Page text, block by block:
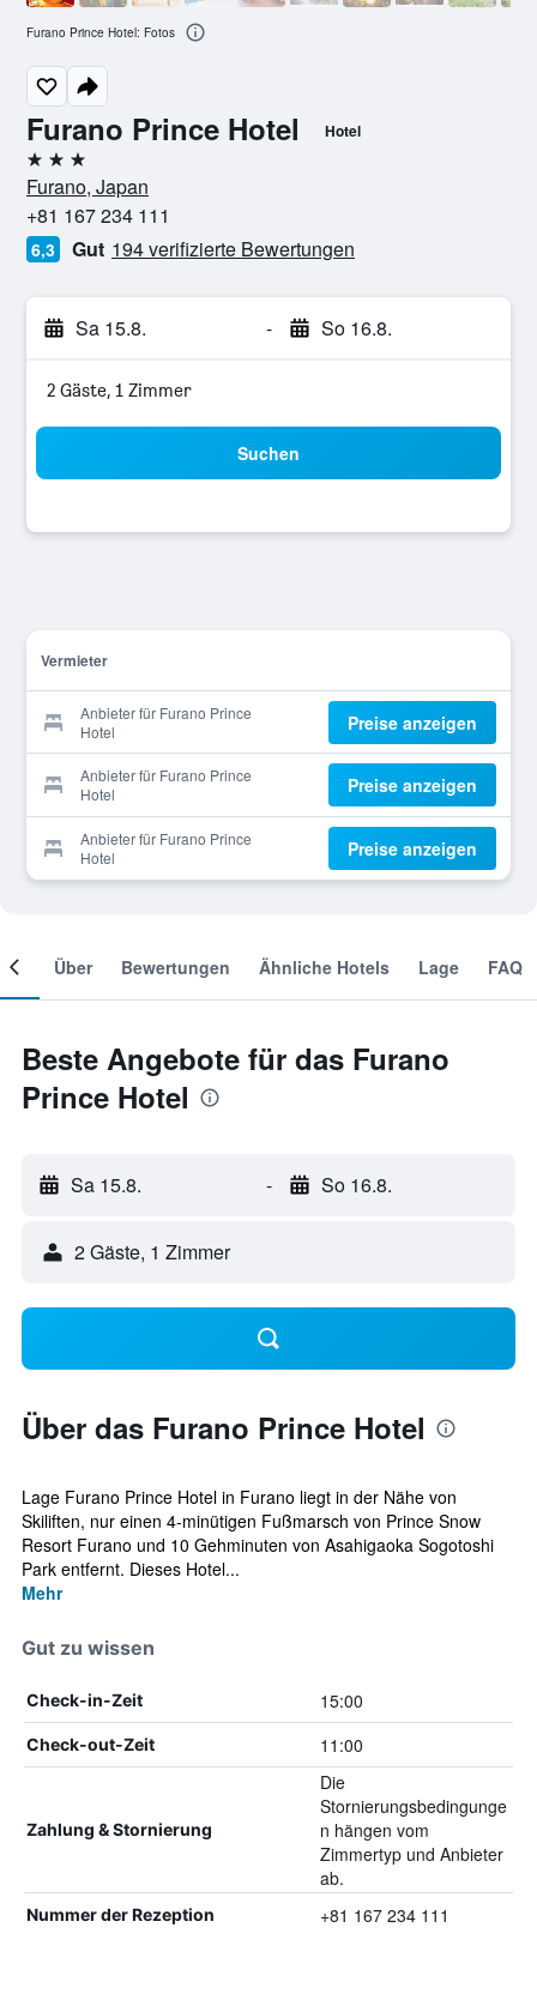
Furano Prince Hotel Hotel
3 Sterne
Furano, Japan
+81 167 234 111
6,3 Gut 194 verifizierte Bewertungen
Sa 15.8. - So 16.8.
2 Gäste, 1 Zimmer
Suchen
Vermieter
Anbieter für Furano Prince
Hotel
Preise anzeigen
Anbieter für Furano Prince
Hotel
Preise anzeigen
Anbieter für Furano Prince
Hotel
Preise anzeigen
Furano Prince Hotel: Fotos
Über Bewertungen Ähnliche Hotels Lage FAQ
Beste Angebote für das Furano
Prince Hotel
Sa 15.8. - So 16.8.
2 Gäste, 1 Zimmer
Über das Furano Prince Hotel
Lage Furano Prince Hotel in Furano liegt in der Nähe von
Skiliften, nur einen 4-minütigen Fußmarsch von Prince Snow
Resort Furano und 10 Gehminuten von Asahigaoka Sogotoshi
Park entfernt. Dieses Hotel...
Mehr
Gut zu wissen
Check-in-Zeit 15:00
Check-out-Zeit 11:00
Zahlung & Stornierung
Die
Stornierungsbedingunge
n hängen vom
Zimmertyp und Anbieter
ab.
Nummer der Rezeption +81 167 234 111